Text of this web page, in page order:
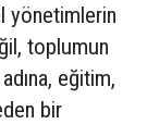
yönetimlerin
toplumun
eğitim,
bir